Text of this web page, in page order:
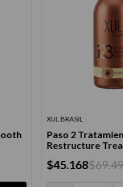
XUL BRASIL
Paso 2
Restructure
$45.168$69.